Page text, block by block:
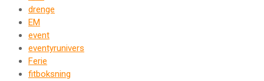
drenge
EM
event
eventyrunivers
Ferie
fitboksning